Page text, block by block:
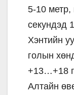
5-10 метр,
секундэд
Хэнтийн
голын
+13…+18
Алтайн